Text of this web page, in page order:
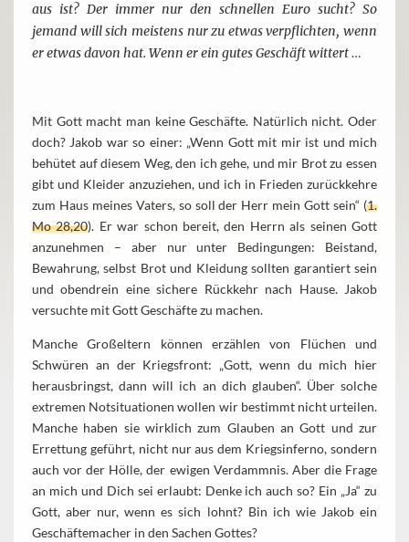
aus ist? Der immer nur den schnellen Euro sucht? So
jemand will sich meistens nur zu etwas verpflichten, wenn
er etwas davon hat. Wenn er ein gutes Geschäft wittert …
Mit Gott macht man keine Geschäfte. Natürlich nicht. Oder
doch? Jakob war so einer: „Wenn Gott mit mir ist und mich
behütet auf diesem Weg, den ich gehe, und mir Brot zu essen
gibt und Kleider anzuziehen, und ich in Frieden zurückkehre
zum Haus meines Vaters, so soll der Herr mein Gott sein“ (1.
Mo 28,20). Er war schon bereit, den Herrn als seinen Gott
anzunehmen – aber nur unter Bedingungen: Beistand,
Bewahrung, selbst Brot und Kleidung sollten garantiert sein
und obendrein eine sichere Rückkehr nach Hause. Jakob
versuchte mit Gott Geschäfte zu machen.
Manche Großeltern können erzählen von Flüchen und
Schwüren an der Kriegsfront: „Gott, wenn du mich hier
herausbringst, dann will ich an dich glauben“. Über solche
extremen Notsituationen wollen wir bestimmt nicht urteilen.
Manche haben sie wirklich zum Glauben an Gott und zur
Errettung geführt, nicht nur aus dem Kriegsinferno, sondern
auch vor der Hölle, der ewigen Verdammnis. Aber die Frage
an mich und Dich sei erlaubt: Denke ich auch so? Ein „Ja“ zu
Gott, aber nur, wenn es sich lohnt? Bin ich wie Jakob ein
Geschäftemacher in den Sachen Gottes?